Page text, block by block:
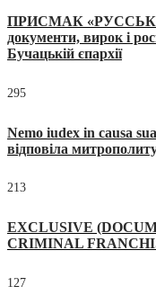
ПРИСМАК
документи, вирок і
Бучацькій єпархії
295
Nemo iudex in causa
відповіла
213
EXCLUSIVE
CRIMINAL
127